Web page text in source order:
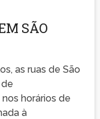
SÃO
as ruas de São
horários de
à